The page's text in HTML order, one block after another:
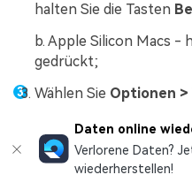
halten Sie die Tasten
b. Apple Silicon Macs -
gedrückt;
Wählen Sie Optionen
Wählen Sie unter
Option "
Aus Time
wiederherstellen";
Daten online
Verlorene Daten?
wiederherstellen!